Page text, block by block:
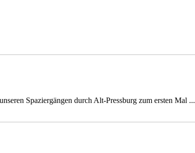
Spaziergängen durch Alt-Pressburg zum ersten Mal ...